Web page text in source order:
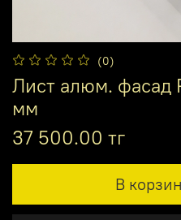
(0)
Лист алюм. фасад
мм
37 500.00 тг
В